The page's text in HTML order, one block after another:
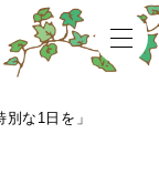
メニ
な1日を」